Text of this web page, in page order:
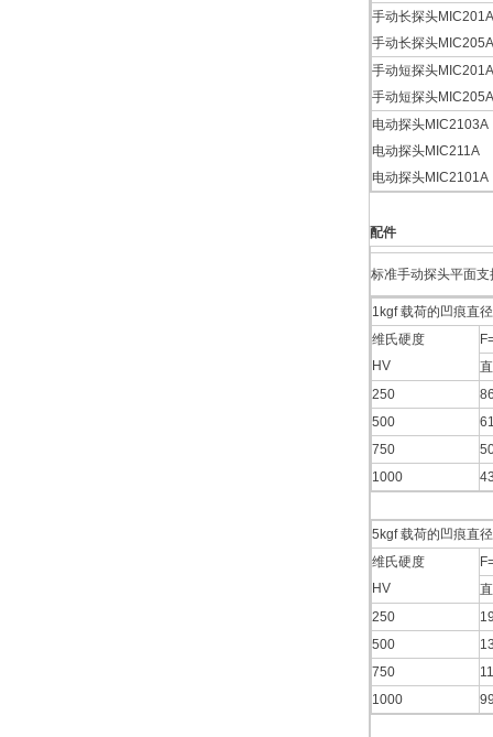
手动长探头
手动长探头
手动短探头
手动短探头
电动探头MIC2103A
电动探头MIC211A
电动探头MIC2101A
配件
标准手动探头平面支
1kgf 载荷的凹痕直
维氏硬度
HV
250
500
750
1000
5kgf 载荷的凹痕直
维氏硬度
HV
250
500
750
1000